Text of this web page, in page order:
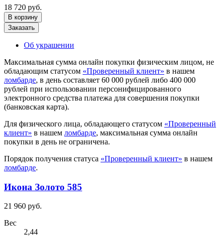
18 720 руб.
В корзину
Заказать
Об украшении
Максимальная сумма онлайн покупки физическим лицом, не
обладающим статусом «Проверенный клиент» в нашем
ломбарде, в день составляет 60 000 рублей либо 400 000
рублей при использовании персонифицированного
электронного средства платежа для совершения покупки
(банковская карта).
Для физического лица, обладающего статусом «Проверенный
клиент» в нашем ломбарде, максимальная сумма онлайн
покупки в день не ограничена.
Порядок получения статуса «Проверенный клиент» в нашем
ломбарде.
Икона Золото 585
21 960 руб.
Вес
2,44